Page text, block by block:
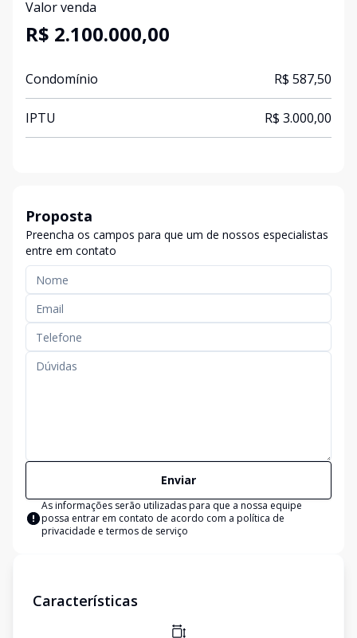
Valor venda
R$ 2.100.000,00
Condomínio R$ 587,50
IPTU R$ 3.000,00
Proposta
Preencha os campos para que um de nossos especialistas
entre em contato
Enviar
As informações serão utilizadas para que a nossa equipe
possa entrar em contato de acordo com a política de
privacidade e termos de serviço
Características